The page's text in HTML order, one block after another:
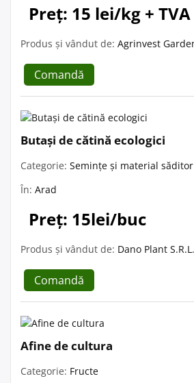
Preț: 15 lei/kg + TVA
Produs și vândut de: Agrinvest
Comandă
Butași de cătină ecologici
Categorie: Semințe și material
În: Arad
Preț: 15lei/buc
Produs și vândut de: Dano Plant S.R.L.
Comandă
Afine de cultura
Categorie: Fructe